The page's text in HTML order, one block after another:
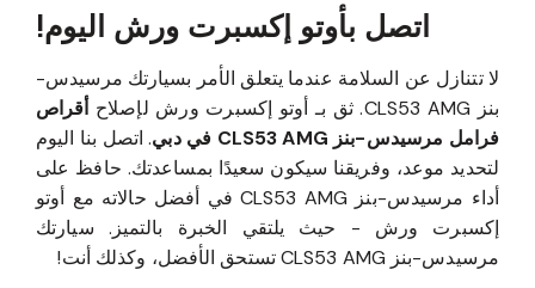
اتصل بأوتو إكسبرت ورش اليوم!
لا تتنازل عن السلامة عندما يتعلق الأمر بسيارتك مرسيدس-
بنز CLS53 AMG. ثق بـ أوتو إكسبرت ورش لإصلاح
أقراص
فرامل مرسيدس-بنز CLS53 AMG في دبي
. اتصل بنا اليوم
لتحديد موعد، وفريقنا سيكون سعيدًا بمساعدتك. حافظ على
أداء مرسيدس-بنز CLS53 AMG في أفضل حالاته مع أوتو
إكسبرت ورش - حيث يلتقي الخبرة بالتميز. سيارتك
مرسيدس-بنز CLS53 AMG تستحق الأفضل، وكذلك أنت!